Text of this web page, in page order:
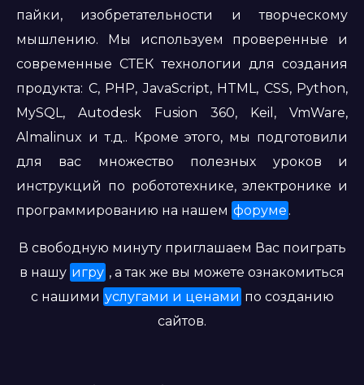
пайки, изобретательности и творческому
мышлению. Мы используем проверенные и
современные СТЕК технологии для создания
продукта: C, PHP, JavaScript, HTML, CSS, Python,
MySQL, Autodesk Fusion 360, Keil, VmWare,
Almalinux и т.д.. Кроме этого, мы подготовили
для вас множество полезных уроков и
инструкций по робототехнике, электронике и
программированию на нашем форуме .
В свободную минуту приглашаем Вас поиграть
в нашу игру , а так же вы можете ознакомиться
с нашими услугами и ценами по созданию
сайтов.